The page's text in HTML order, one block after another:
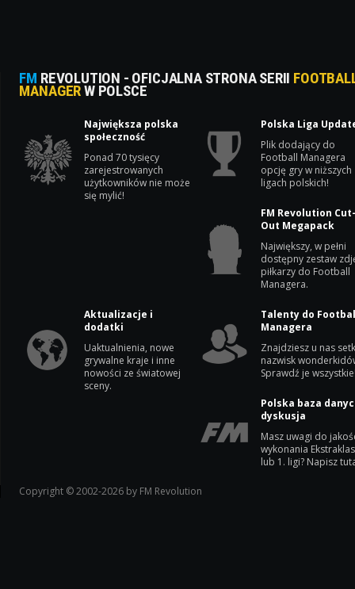
FM REVOLUTION - OFICJALNA STRONA SERII
MANAGERW POLSCE
Największa polska
społeczność
Ponad 70 tysięcy
zarejestrowanych
użytkowników nie może
się mylić!
Polska Liga
Plik dodający do
Football Managera
opcję gry w niższych
ligach polskich!
FM Revolution
Out Megapack
Największy, w pełni
dostępny zestaw
piłkarzy do Football
Managera.
Aktualizacje i
dodatki
Uaktualnienia, nowe
grywalne kraje i inne
nowości ze światowej
sceny.
Talenty do
Managera
Znajdziesz u nas
nazwisk
Sprawdź je
Polska baza
dyskusja
Masz uwagi do
wykonania
lub 1. ligi? Napisz
Copyright © 2002-2026 by FM Revolution